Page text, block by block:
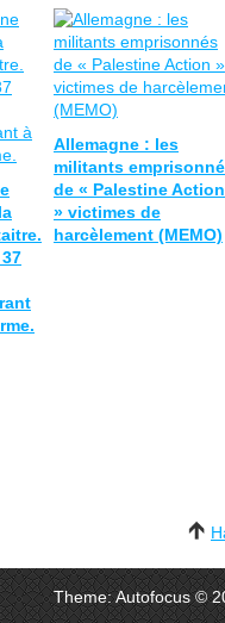
Allemagne : les
militants
de « Palestine Action
» victimes de
harcèlement (MEMO)
Theme: Autofocus ©